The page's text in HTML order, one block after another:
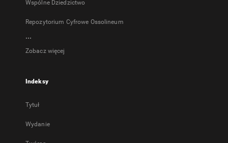
Wspólne Dziedzictwo
Repozytorium Cyfrowe Ossolineum
...
Zobacz więcej
Indeksy
Tytuł
Wydanie